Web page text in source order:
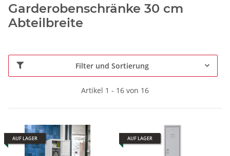
Garderobenschränke 30 cm
Abteilbreite
Filter und Sortierung
Artikel 1 - 16 von 16
AUF LAGER AUF LAGER